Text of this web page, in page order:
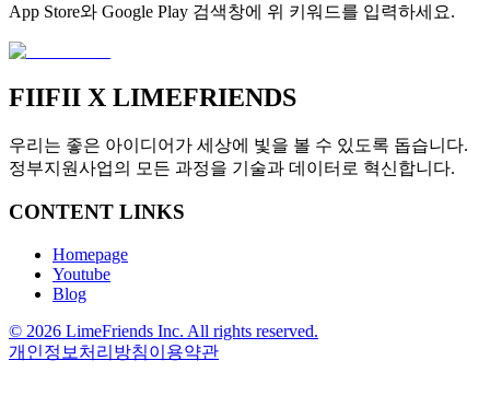
App Store와 Google Play 검색창에 위 키워드를 입력하세요.
FIIFII X LIMEFRIENDS
우리는 좋은 아이디어가 세상에 빛을 볼 수 있도록 돕습니다.
정부지원사업의 모든 과정을 기술과 데이터로 혁신합니다.
CONTENT LINKS
Homepage
Youtube
Blog
© 2026 LimeFriends Inc. All rights reserved.
개인정보처리방침이용약관